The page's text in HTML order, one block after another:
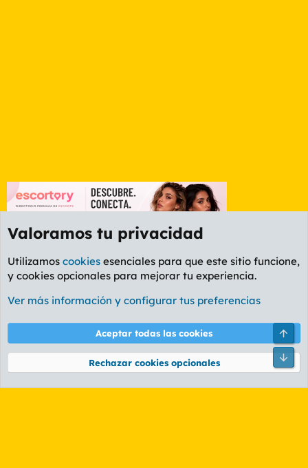
Foro General
Cookies
PL OLDSTYLE AMARILLO
Términos y reglas Política de privacidad Ayuda
Community platform by XenForo® © 2010-2026 XenForo Ltd.
Valoramos tu privacidad
Utilizamos cookies esenciales para que este sitio funcione,
y cookies opcionales para mejorar tu experiencia.
Ver más información y configurar tus preferencias
Aceptar todas las cookies
Rechazar cookies opcionales
Pie